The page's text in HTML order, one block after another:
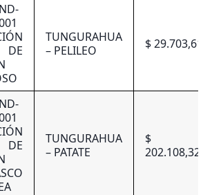
DE
TUNGURAHUA
– PELILEO
$ 29.703,61
DE
TUNGURAHUA
– PATATE
$
202.108,32